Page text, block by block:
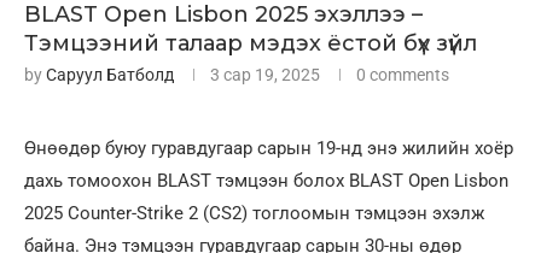
BLAST Open Lisbon 2025 эхэллээ –
Тэмцээний талаар мэдэх ёстой бүх зүйл
byСаруул Батболд 3 сар 19, 2025 0 comments
Өнөөдөр буюу гуравдугаар сарын 19-нд энэ жилийн хоёр
дахь томоохон BLAST тэмцээн болох BLAST Open Lisbon
2025 Counter-Strike 2 (CS2) тоглоомын тэмцээн эхэлж
байна. Энэ тэмцээн гуравдугаар сарын 30-ны өдөр